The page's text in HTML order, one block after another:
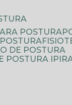
POSTURA
DE POSTURA
POSTURA